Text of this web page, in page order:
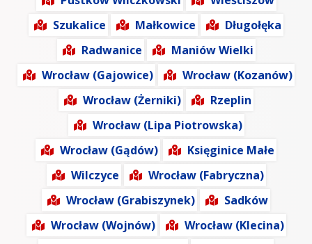
Szukalice
Małkowice
Długołęka
Radwanice
Maniów Wielki
Wrocław (Gajowice)
Wrocław (Kozanów)
Wrocław (Żerniki)
Rzeplin
Wrocław (Lipa Piotrowska)
Wrocław (Gądów)
Księginice Małe
Wilczyce
Wrocław (Fabryczna)
Wrocław (Grabiszynek)
Sadków
Wrocław (Wojnów)
Wrocław (Klecina)